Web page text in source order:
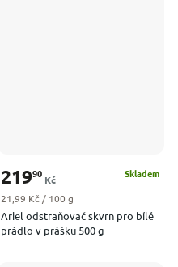
Ariel odstraňovač skvrn pro bílé
prádlo v prášku 500 g
Skladem
21990
Kč
Měrná cena:
21,99 Kč / 100 g